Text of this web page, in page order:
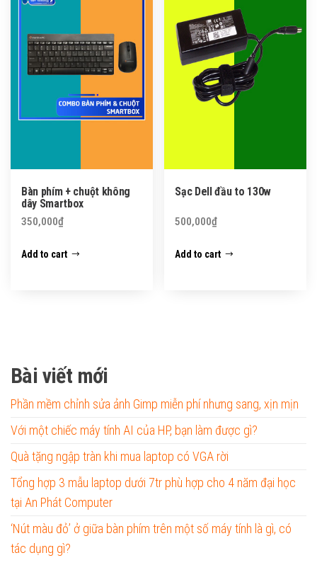
Bàn phím + chuột không
dây Smartbox
350,000₫
Add to cart
Sạc Dell đầu to 130w
500,000₫
Add to cart
Bài viết mới
Phần mềm chỉnh sửa ảnh Gimp miễn phí nhưng sang, xịn mịn
Với một chiếc máy tính AI của HP, bạn làm được gì?
Quà tặng ngập tràn khi mua laptop có VGA rời
Tổng hợp 3 mẫu laptop dưới 7tr phù hợp cho 4 năm đại học
tại An Phát Computer
‘Nút màu đỏ’ ở giữa bàn phím trên một số máy tính là gì, có
tác dụng gì?